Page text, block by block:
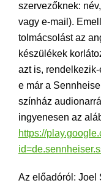
szervezőknek:
vagy e-mail).
tolmácsolást az
készülékek
azt is,
e már a
színház
ingyenesen az
https://
Az előadóról: Joel